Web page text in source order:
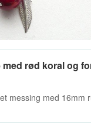
rød koral og
messing med 16mm